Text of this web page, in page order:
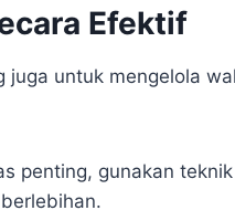
Efektif
juga untuk mengelola
penting, gunakan